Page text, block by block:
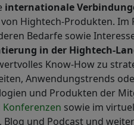
internationale
Hightech-Produkten. Im
Bedarfe sowie
in der Hightech-
Know-How zu
Anwendungstrends
und Produkten der
Konferenzen sowie im
und Podcast und